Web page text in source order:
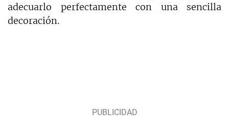
adecuarlo perfectamente con una sencilla
decoración.